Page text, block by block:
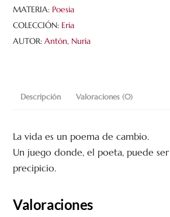
MATERIA: Poesia
COLECCIÓN: Eria
AUTOR:Antón, Nuria
Descripción Valoraciones (0)
La vida es un poema de cambio.
Un juego donde, el poeta, puede ser
precipicio.
Valoraciones